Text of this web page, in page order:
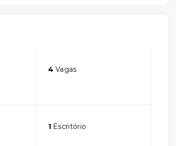
4 Vagas
1 Escritório